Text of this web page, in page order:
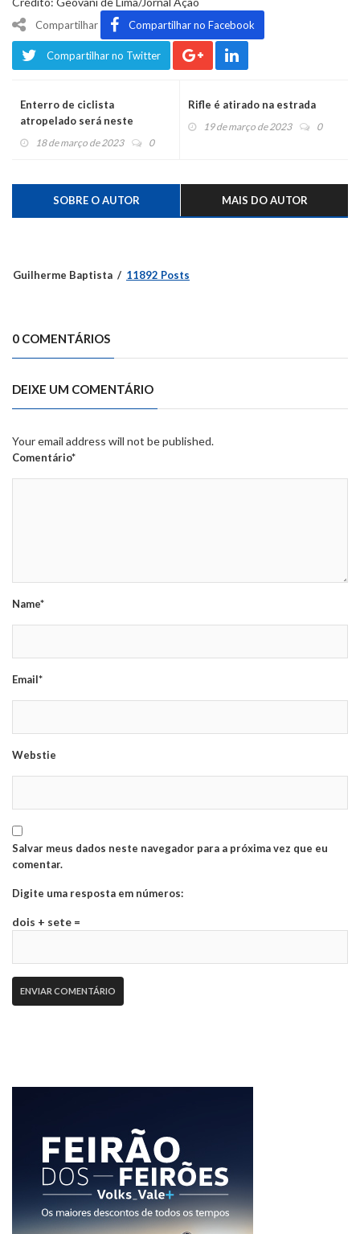
Compartilhar Compartilhar no Facebook
Compartilhar no Twitter
Enterro de ciclista
atropelado será neste
domingo
18 de março de 2023 0
Rifle é atirado na estrada
19 de março de 2023 0
SOBRE O AUTOR MAIS DO AUTOR
Guilherme Baptista 11892 Posts
0 COMENTÁRIOS
DEIXE UM COMENTÁRIO
Your email address will not be published.
Comentário*
Name*
Email*
Webstie
Salvar meus dados neste navegador para a próxima vez que eu
comentar.
Digite uma resposta em números:
dois + sete =